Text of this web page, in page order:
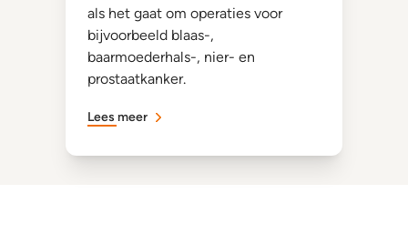
als het gaat om operaties voor
bijvoorbeeld blaas-,
baarmoederhals-, nier- en
prostaatkanker.
Lees meer